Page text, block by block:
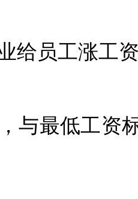
给员工涨工
与最低工资